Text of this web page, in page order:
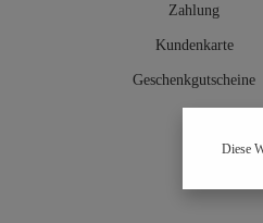
Zahlung
Kundenkarte
Geschenkgutscheine
Diese